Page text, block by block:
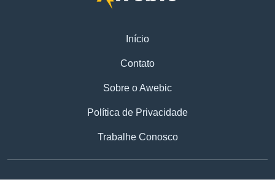
Início
Contato
Sobre o Awebic
Política de Privacidade
Trabalhe Conosco